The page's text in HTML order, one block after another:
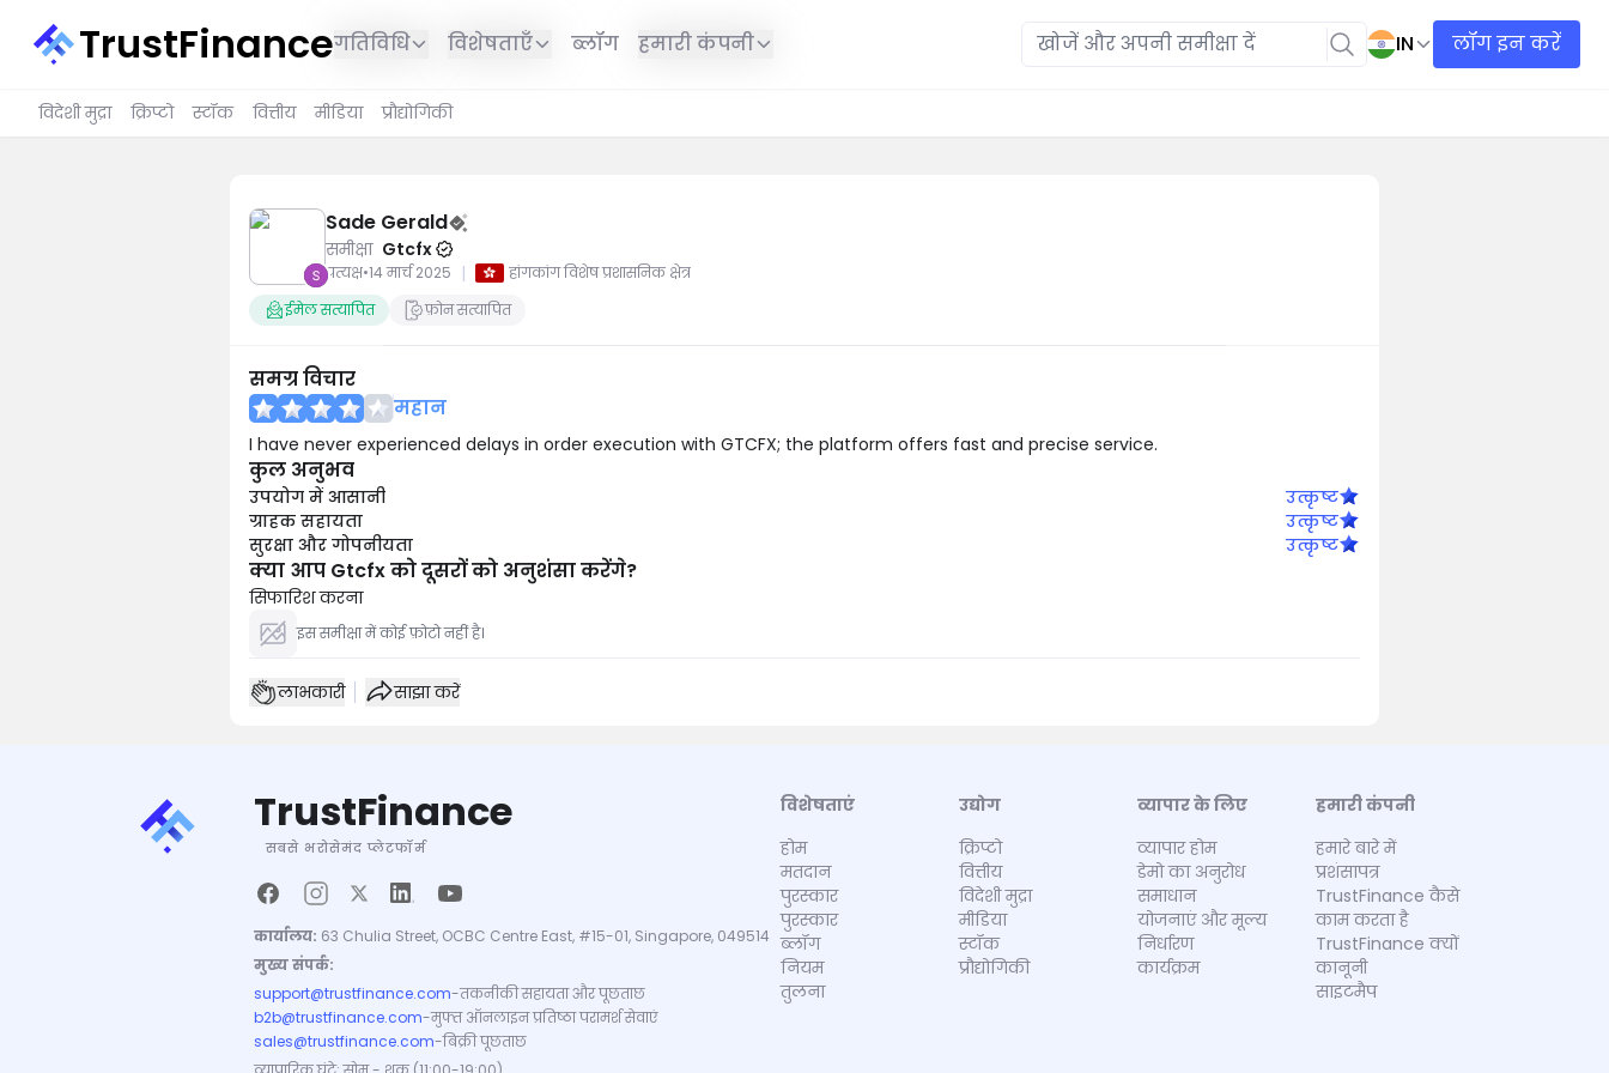
TrustFinanceगतिविधि विशेषताएँ ब्लॉग हमारी कंपनी IN लॉग इन करें
विदेशी मुद्रा क्रिप्टो स्टॉक वित्तीय मीडिया प्रौद्योगिकी
Sade Gerald
समीक्षा Gtcfx
प्रत्यक्ष•14 मार्च 2025 |
हांगकांग विशेष प्रशासनिक क्षेत्र
ईमेल सत्यापित
फ़ोन सत्यापित
समग्र विचार
महान
I have never experienced delays in order execution with GTCFX; the platform offers fast and precise service.
कुल अनुभव
उपयोग में आसानी
उत्कृष्ट
ग्राहक सहायता
उत्कृष्ट
सुरक्षा और गोपनीयता
उत्कृष्ट
क्या आप Gtcfx को दूसरों को अनुशंसा करेंगे?
सिफारिश करना
इस समीक्षा में कोई फ़ोटो नहीं है।
लाभकारी साझा करें
TrustFinance
सबसे भरोसेमंद प्लेटफॉर्म
कार्यालय: 63 Chulia Street, OCBC Centre East, #15-01, Singapore, 049514
मुख्य संपर्क:
support@trustfinance.com-तकनीकी सहायता और पूछताछ
b2b@trustfinance.com-मुफ्त ऑनलाइन प्रतिष्ठा परामर्श सेवाएं
sales@trustfinance.com-बिक्री पूछताछ
विशेषताएं
होम
मतदान
पुरस्कार
पुरस्कार
ब्लॉग
नियम
तुलना
उद्योग
क्रिप्टो
वित्तीय
विदेशी मुद्रा
मीडिया
स्टॉक
प्रौद्योगिकी
व्यापार के लिए
व्यापार होम
डेमो का अनुरोध
समाधान
योजनाएं और मूल्य
निर्धारण
कार्यक्रम
हमारी कंपनी
हमारे बारे में
प्रशंसापत्र
TrustFinance कैसे
काम करता है
TrustFinance क्यों
कानूनी
साइटमैप